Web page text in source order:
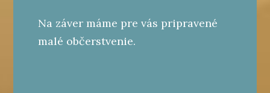
Na záver máme pre vás pripravené
malé občerstvenie.